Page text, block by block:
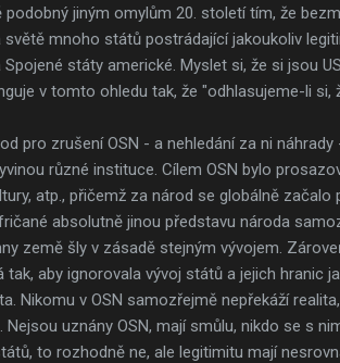
podobný jiným omylům 20. století tím, že
světě mnoho států postrádající jakoukoliv
státy americké. Myslet si, že si jsou
v tomto ohledu tak, že "odhlasujeme-li si,
pro zrušení OSN - a nehledání za ni
různé instituce. Cílem OSN bylo
atp., přičemž za národ se globálně
absolutně jinou představu národa
země šly v zásadě stejným vývojem.
tak, aby ignorovala vývoj států a jejich hranic
Nikomu v OSN samozřejmě nepřekáží
Nejsou uznány OSN, mají smůlu, nikdo se s
to rozhodně ne, ale legitimitu mají